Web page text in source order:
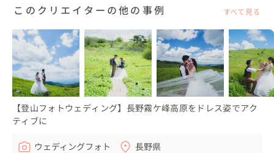
このクリエイターの他の事例 すべて見る
【登山フォトウェディング】長野霧ケ峰高原をドレス姿でアク
ティブに
ウェディングフォト
長野県